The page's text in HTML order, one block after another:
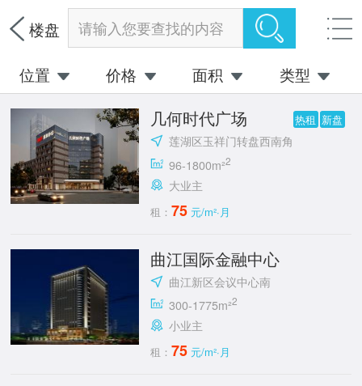
楼盘 请输入您要查找的内容
位置 价格 面积 类型
几何时代广场 热租 新盘
莲湖区玉祥门转盘西南角
96-1800m²2
大业主
租：75 元/m²·月
曲江国际金融中心
曲江新区会议中心南
300-1775m²2
小业主
租：75 元/m²·月